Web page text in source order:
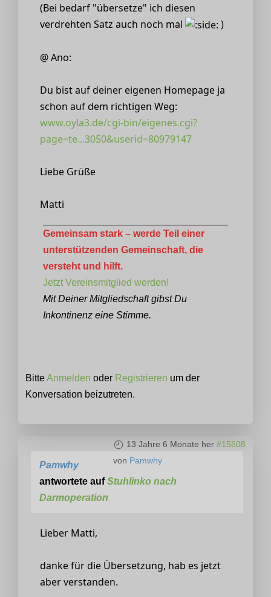
(Bei bedarf "übersetze" ich diesen
verdrehten Satz auch noch mal
)
@ Ano:
Du bist auf deiner eigenen Homepage ja
schon auf dem richtigen Weg:
www.oyla3.de/cgi-bin/eigenes.cgi?
page=te...3050&userid=80979147
Liebe Grüße
Matti
Gemeinsam stark – werde Teil einer
unterstützenden Gemeinschaft, die
versteht und hilft.
Jetzt Vereinsmitglied werden!
Mit Deiner Mitgliedschaft gibst Du
Inkontinenz eine Stimme.
BitteAnmelden oder Registrieren um der
Konversation beizutreten.
13 Jahre 6 Monate her #15608
von Pamwhy
Pamwhy
antwortete aufStuhlinko nach
Darmoperation
Lieber Matti,
danke für die Übersetzung, hab es jetzt
aber verstanden.